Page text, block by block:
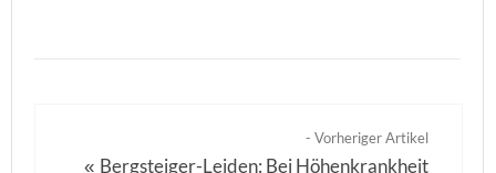
- Vorheriger Artikel
« Bergsteiger-Leiden: Bei Höhenkrankheit